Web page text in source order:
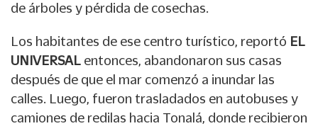
de árboles y pérdida de cosechas.
Los habitantes de ese centro turístico, reportó EL
UNIVERSAL entonces, abandonaron sus casas
después de que el mar comenzó a inundar las
calles. Luego, fueron trasladados en autobuses y
camiones de redilas hacia Tonalá, donde recibieron